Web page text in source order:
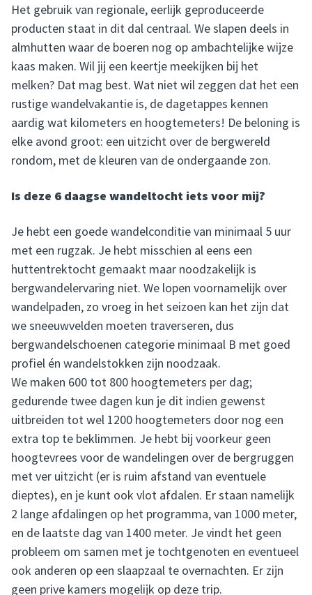
Het gebruik van regionale, eerlijk geproduceerde
producten staat in dit dal centraal. We slapen deels in
almhutten waar de boeren nog op ambachtelijke wijze
kaas maken. Wil jij een keertje meekijken bij het
melken? Dat mag best. Wat niet wil zeggen dat het een
rustige wandelvakantie is, de dagetappes kennen
aardig wat kilometers en hoogtemeters! De beloning is
elke avond groot: een uitzicht over de bergwereld
rondom, met de kleuren van de ondergaande zon.
Is deze 6 daagse wandeltocht iets voor mij?
Je hebt een goede wandelconditie van minimaal 5 uur
met een rugzak. Je hebt misschien al eens een
huttentrektocht gemaakt maar noodzakelijk is
bergwandelervaring niet. We lopen voornamelijk over
wandelpaden, zo vroeg in het seizoen kan het zijn dat
we sneeuwvelden moeten traverseren, dus
bergwandelschoenen categorie minimaal B met goed
profiel én wandelstokken zijn noodzaak.
We maken 600 tot 800 hoogtemeters per dag;
gedurende twee dagen kun je dit indien gewenst
uitbreiden tot wel 1200 hoogtemeters door nog een
extra top te beklimmen. Je hebt bij voorkeur geen
hoogtevrees voor de wandelingen over de bergruggen
met ver uitzicht (er is ruim afstand van eventuele
dieptes), en je kunt ook vlot afdalen. Er staan namelijk
2 lange afdalingen op het programma, van 1000 meter,
en de laatste dag van 1400 meter. Je vindt het geen
probleem om samen met je tochtgenoten en eventueel
ook anderen op een slaapzaal te overnachten. Er zijn
geen prive kamers mogelijk op deze trip.